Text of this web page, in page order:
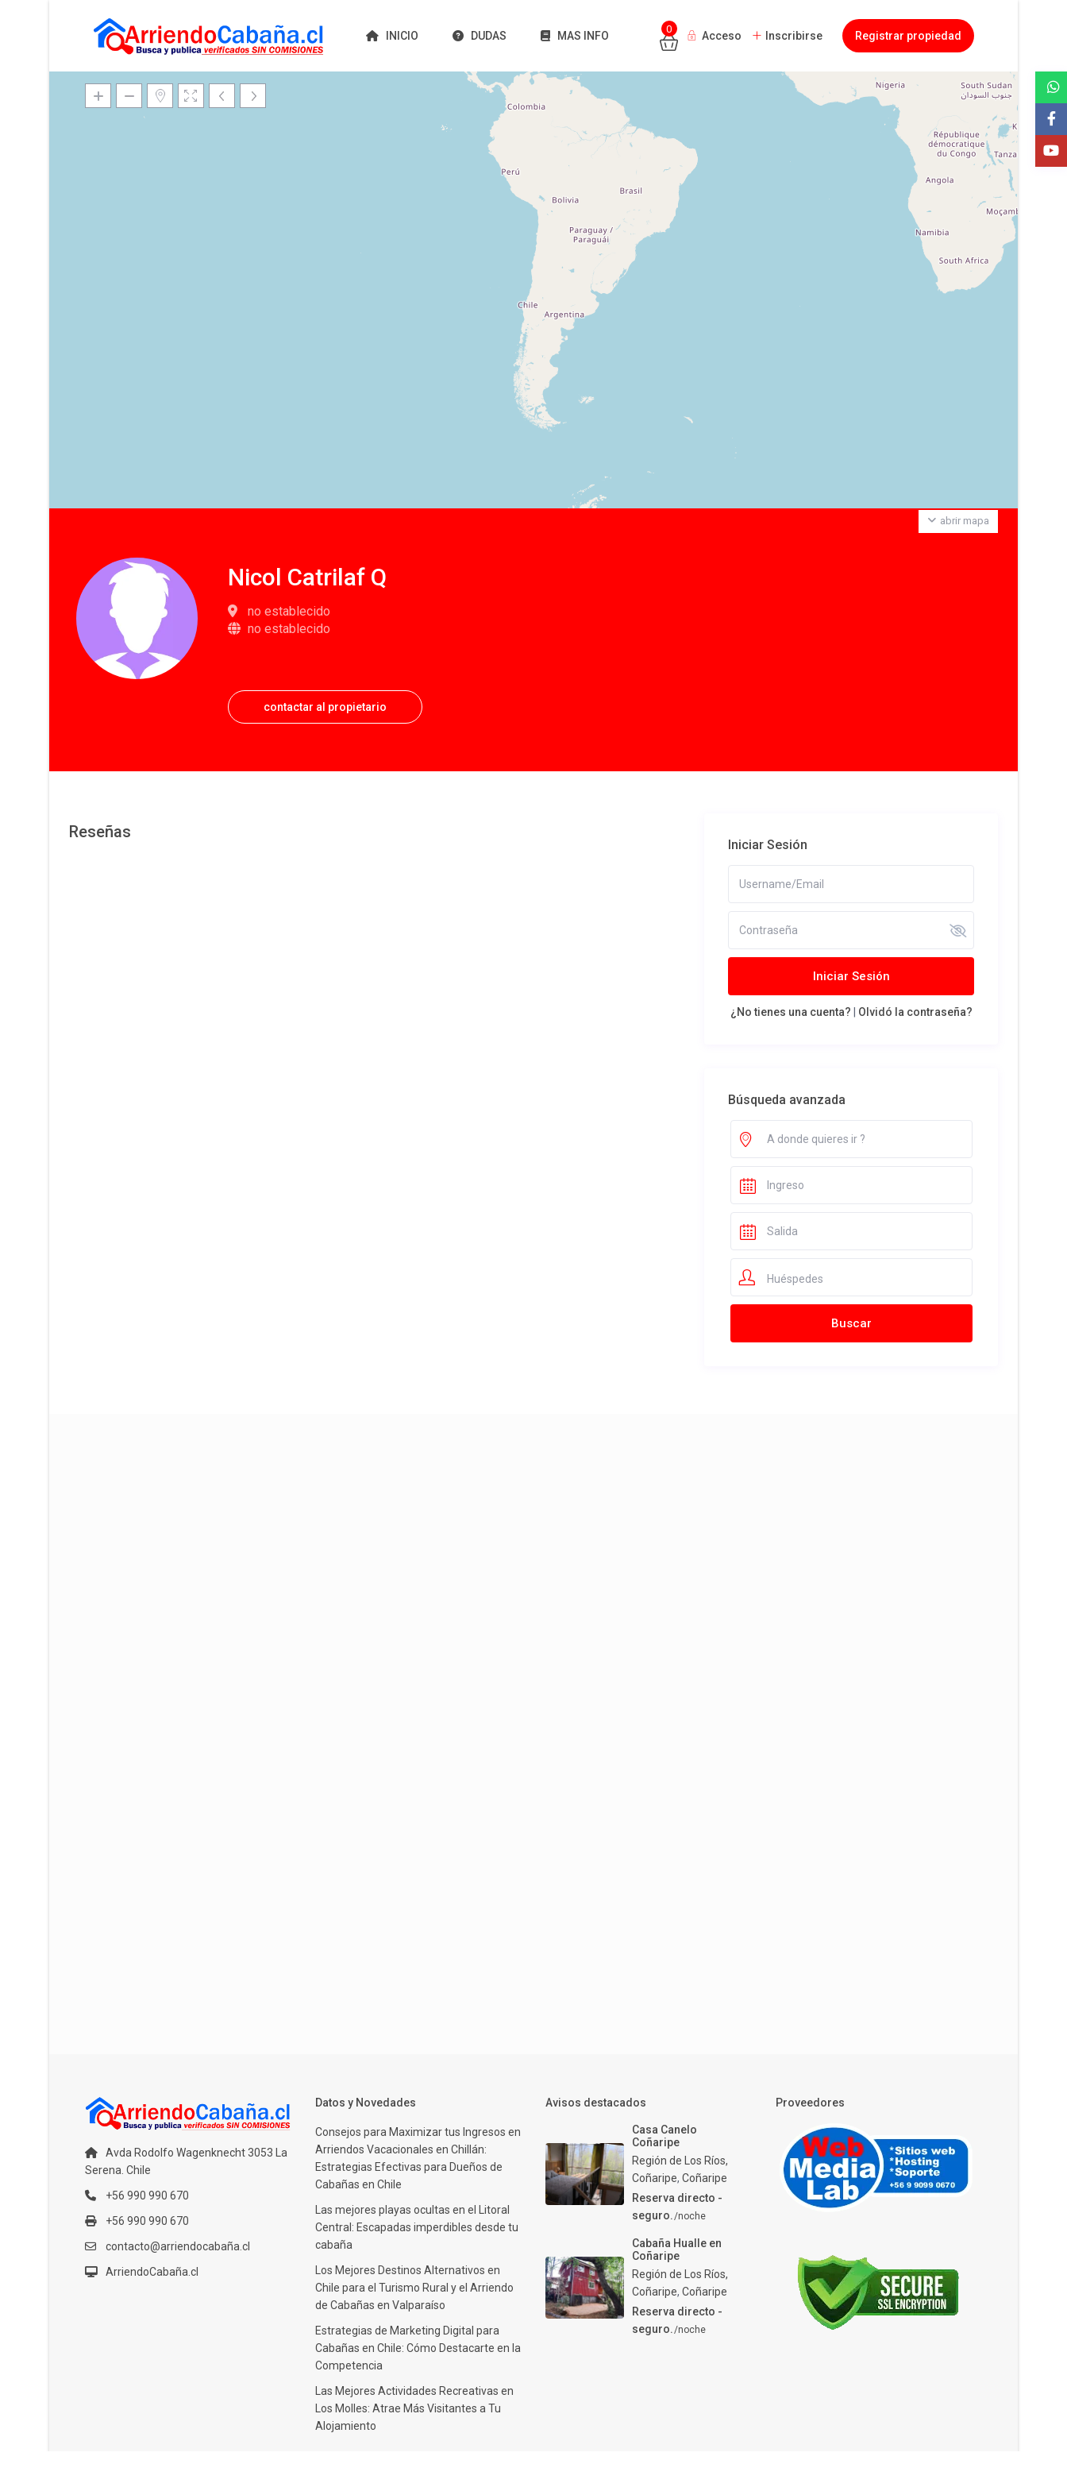
INICIO DUDAS MAS INFO
0
Acceso Inscribirse Registrar propiedad
Cargando mapas
abrir mapa
Nicol Catrilaf Q
no establecido
no establecido
contactar al propietario
Reseñas
Iniciar Sesión
Iniciar Sesión
¿No tienes una cuenta? Olvidó la contraseña?
Búsqueda avanzada
Huéspedes
Avda Rodolfo Wagenknecht 3053 La
Serena. Chile
+56 990 990 670
+56 990 990 670
contacto@arriendocabaña.cl
ArriendoCabaña.cl
Datos y Novedades
Consejos para Maximizar tus Ingresos en
Arriendos Vacacionales en Chillán:
Estrategias Efectivas para Dueños de
Cabañas en Chile
Las mejores playas ocultas en el Litoral
Central: Escapadas imperdibles desde tu
cabaña
Los Mejores Destinos Alternativos en
Chile para el Turismo Rural y el Arriendo
de Cabañas en Valparaíso
Estrategias de Marketing Digital para
Cabañas en Chile: Cómo Destacarte en la
Competencia
Las Mejores Actividades Recreativas en
Los Molles: Atrae Más Visitantes a Tu
Alojamiento
Avisos destacados
Casa Canelo
Coñaripe
Región de Los Ríos,
Coñaripe,Coñaripe
Reserva directo -
seguro./noche
Cabaña Hualle en
Coñaripe
Región de Los Ríos,
Coñaripe,Coñaripe
Reserva directo -
seguro./noche
Proveedores